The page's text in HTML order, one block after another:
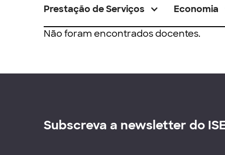
Prestação de Serviços Economia
Não foram encontrados docentes.
Subscreva a newsletter do